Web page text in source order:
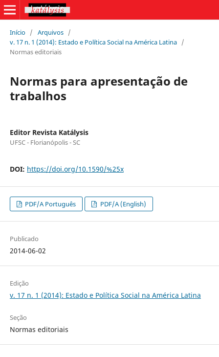
Início / Arquivos /
v. 17 n. 1 (2014): Estado e Política Social na América Latina /
Normas editoriais
Normas para apresentação de
trabalhos
Editor Revista Katálysis
UFSC - Florianópolis - SC
DOI: https://doi.org/10.1590/%25x
PDF/A Português PDF/A (English)
Publicado
2014-06-02
Edição
v. 17 n. 1 (2014): Estado e Política Social na América Latina
Seção
Normas editoriais